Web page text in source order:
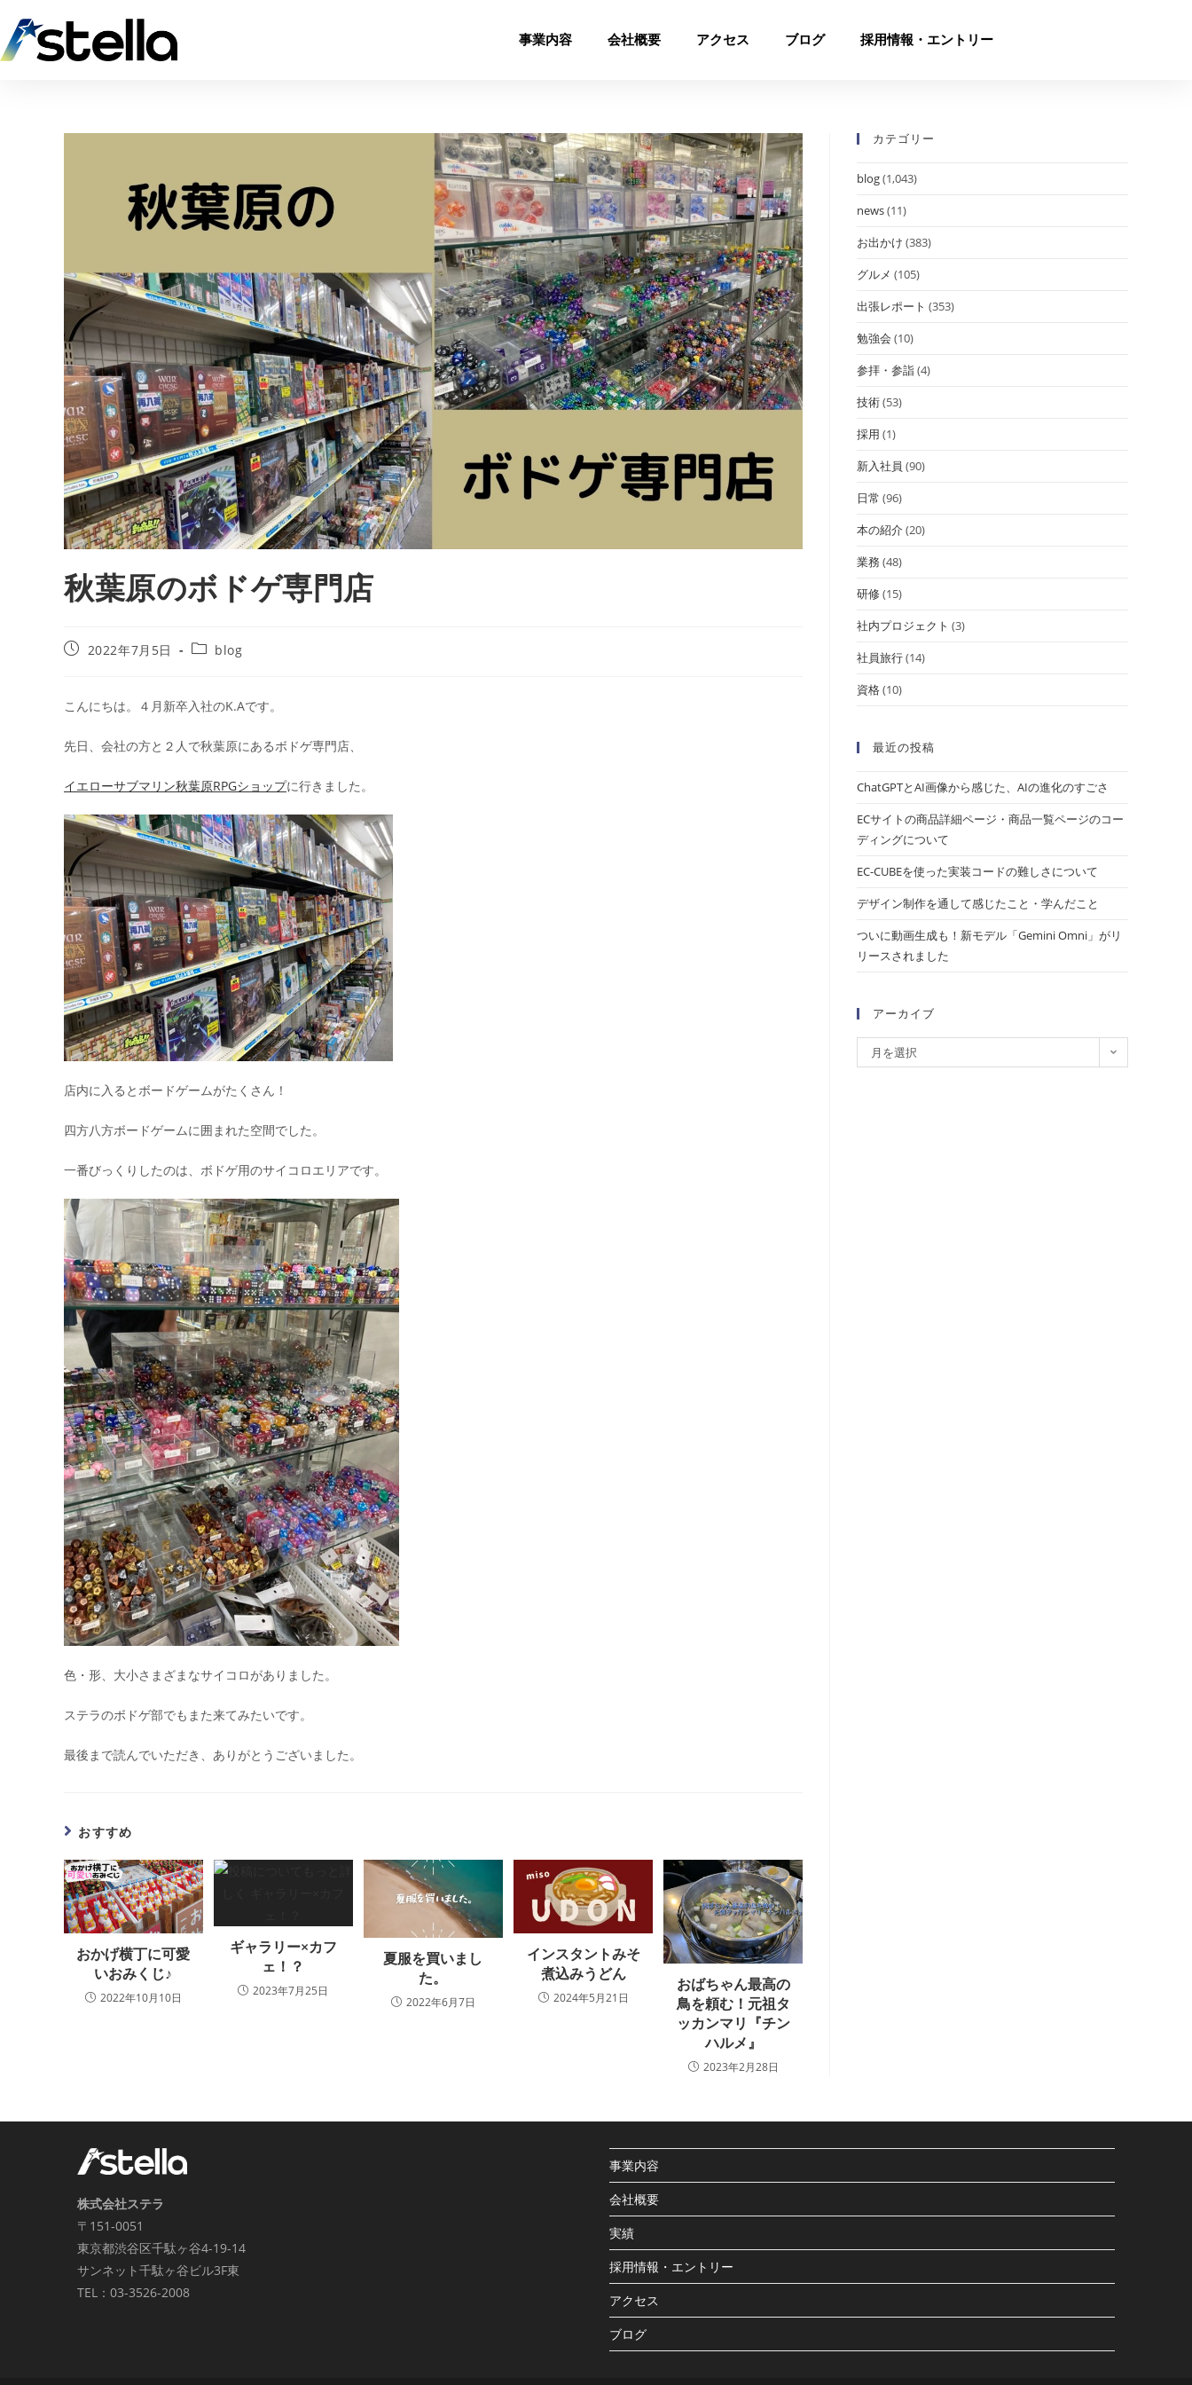
事業内容 会社概要 アクセス ブログ 採用情報・エントリー
秋葉原のボドゲ専門店
2022年7月5日 blog
こんにちは。４月新卒入社のK.Aです。
先日、会社の方と２人で秋葉原にあるボドゲ専門店、
イエローサブマリン秋葉原RPGショップに行きました。
店内に入るとボードゲームがたくさん！
四方八方ボードゲームに囲まれた空間でした。
一番びっくりしたのは、ボドゲ用のサイコロエリアです。
色・形、大小さまざまなサイコロがありました。
ステラのボドゲ部でもまた来てみたいです。
最後まで読んでいただき、ありがとうございました。
おすすめ
おかげ横丁に可愛
いおみくじ♪
2022年10月10日
ギャラリー×カフ
ェ！？
2023年7月25日
夏服を買いまし
た。
2022年6月7日
インスタントみそ
煮込みうどん
2024年5月21日
おばちゃん最高の
鳥を頼む！元祖タ
ッカンマリ『チン
ハルメ』
2023年2月28日
カテゴリー
blog(1,043)
news(11)
お出かけ (383)
グルメ (105)
出張レポート (353)
勉強会 (10)
参拝・参詣(4)
技術(53)
採用 (1)
新入社員 (90)
日常 (96)
本の紹介(20)
業務(48)
研修(15)
社内プロジェクト (3)
社員旅行(14)
資格(10)
最近の投稿
ChatGPTとAI画像から感じた、AIの進化のすごさ
ECサイトの商品詳細ページ・商品一覧ページのコー
ディングについて
EC-CUBEを使った実装コードの難しさについて
デザイン制作を通して感じたこと・学んだこと
ついに動画生成も！新モデル「Gemini Omni」がリ
リースされました
アーカイブ
月を選択
株式会社ステラ
〒151-0051
東京都渋谷区千駄ヶ谷4-19-14
サンネット千駄ヶ谷ビル3F東
TEL：03-3526-2008
事業内容
会社概要
実績
採用情報・エントリー
アクセス
ブログ